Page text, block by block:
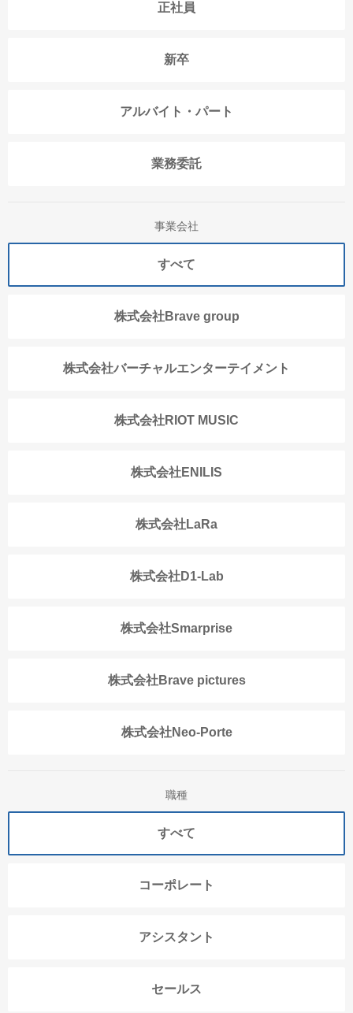
正社員
新卒
アルバイト・パート
業務委託
事業会社
すべて
株式会社Brave group
株式会社バーチャルエンターテイメント
株式会社RIOT MUSIC
株式会社ENILIS
株式会社LaRa
株式会社D1-Lab
株式会社Smarprise
株式会社Brave pictures
株式会社Neo-Porte
職種
すべて
コーポレート
アシスタント
セールス